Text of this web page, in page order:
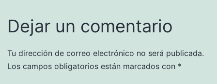
Dejar un comentario
Tu dirección de correo electrónico no será publicada.
Los campos obligatorios están marcados con *